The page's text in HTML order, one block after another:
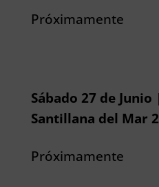
Próximamente
Sábado 27 de
Santillana del Mar
Próximamente